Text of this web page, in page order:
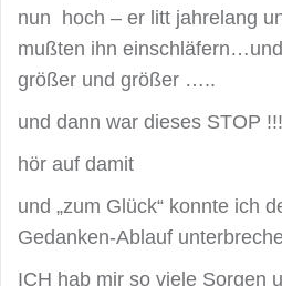
nun hoch – er litt jahrelang
mußten ihn
größer und größer …..
und dann war dieses STOP
hör auf damit
und „zum Glück“ konnte ich
Gedanken-Ablauf
ICH hab mir so viele Sorgen